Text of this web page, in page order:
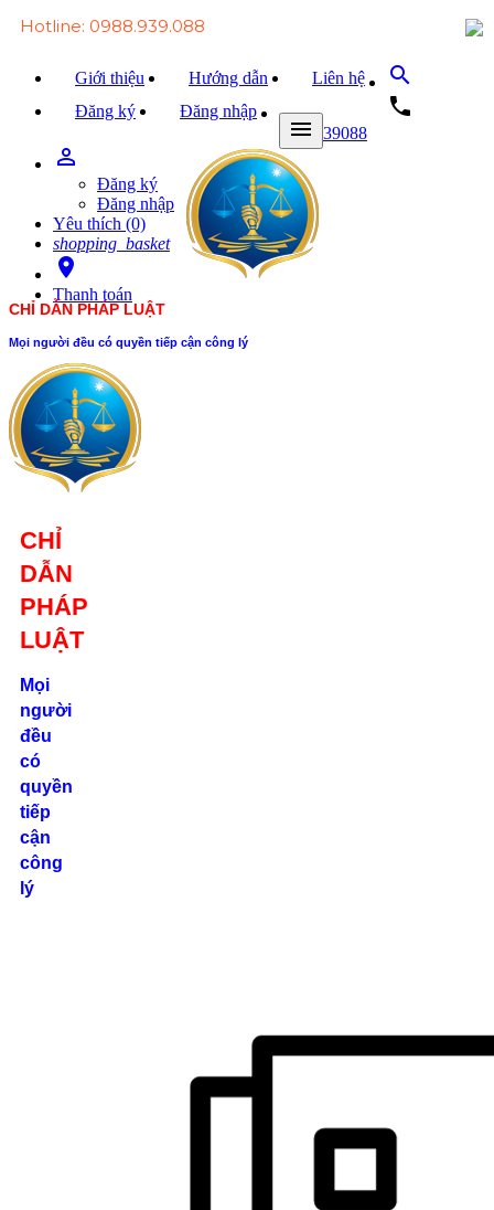
Hotline: 0988.939.088
Giới thiệu Hướng dẫn
Liên hệ
Đăng ký
Đăng nhập
search
local_phone
0988939088
person_outline
Đăng ký
Đăng nhập
Yêu thích (0)
shopping_basket
room
Thanh toán
menu
CHỈ DẪN PHÁP LUẬT
Mọi người đều có quyền tiếp cận công lý
CHỈ
DẪN
PHÁP
LUẬT
Mọi
người
đều
có
quyền
tiếp
cận
công
lý
Trang chủ
Văn bản Luật
Văn bản Đảng
Tài liệu
Hỏi - đáp
Trao đổi
Tin tức
Liên hệ
Số 24/2B
Đường Võ
Oanh, P. 25, Q.
Bình Thạnh, Tp.
Hồ Chí Minh
0862.000.639